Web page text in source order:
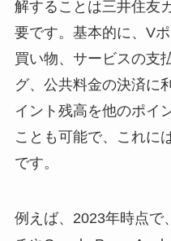
解することは三井住友
要です。基本的に、V
買い物、サービスの支
グ、公共料金の決済に
イント残高を他のポイ
ことも可能で、これに
です。
例えば、2023年時点で